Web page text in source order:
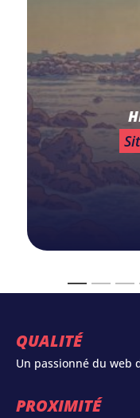
QUALITÉ
Un passionné du web
PROXIMITÉ